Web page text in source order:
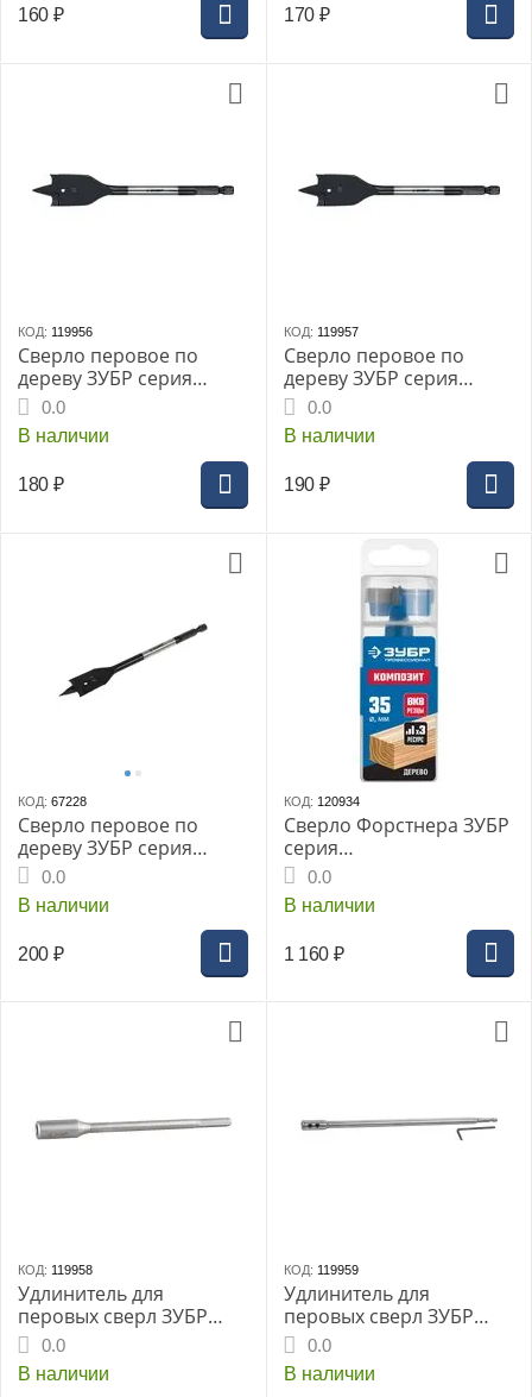
160 ₽ 170 ₽
КОД: 119956
Сверло перовое по
дереву ЗУБР серия
«МАСТЕР», 18x152мм,
HEX 1/4", (29505-18)
0.0
В наличии
180 ₽
КОД: 119957
Сверло перовое по
дереву ЗУБР серия
«МАСТЕР», 20x152мм,
HEX 1/4", (29505-20)
0.0
В наличии
190 ₽
КОД: 67228
Сверло перовое по
дереву ЗУБР серия
«МАСТЕР», 22x152 мм,
HEX 1/4", (29505-22)
0.0
В наличии
200 ₽
КОД: 120934
Сверло Форстнера ЗУБР
серия
«ПРОФЕССИОНАЛ»,
35х90мм, композитное с
твердосплавными
цилиндрический хв.
0.0
В наличии
1 160 ₽
КОД: 119958
Удлинитель для
перовых сверл ЗУБР
серия «МАСТЕР», 150мм,
HEX 1/4", (29507-150)
0.0
В наличии
КОД: 119959
Удлинитель для
перовых сверл ЗУБР
серия «МАСТЕР», 300мм,
HEX 1/4", (29507-300)
0.0
В наличии